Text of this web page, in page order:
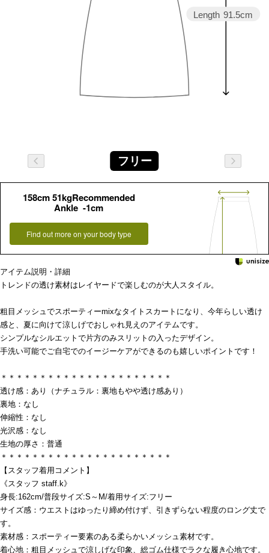
Length 91.5cm
フリー
158cm 51kgRecommended
Ankle -1cm
Find out more on your body type
アイテム説明・詳細
トレンドの透け素材はレイヤードで楽しむのが大人スタイル。
粗目メッシュでスポーティーmixなタイトスカートになり、今年らしい透け
感と、夏に向けて涼しげでおしゃれ見えのアイテムです。
シンプルなシルエットで片方のみスリットの入ったデザイン。
手洗い可能でご自宅でのイージーケアができるのも嬉しいポイントです！
＊＊＊＊＊＊＊＊＊＊＊＊＊＊＊＊＊＊＊＊＊＊
透け感：あり（ナチュラル：裏地もやや透け感あり）
裏地：なし
伸縮性：なし
光沢感：なし
生地の厚さ：普通
＊＊＊＊＊＊＊＊＊＊＊＊＊＊＊＊＊＊＊＊＊＊
【スタッフ着用コメント】
《スタッフ staff.k》
身長:162cm/普段サイズ:S～M/着用サイズ:フリー
サイズ感：ウエストはゆったり締め付けず、引きずらない程度のロング丈で
す。
素材感：スポーティー要素のある柔らかいメッシュ素材です。
着心地：粗目メッシュで涼しげな印象、総ゴム仕様でラクな履き心地です。